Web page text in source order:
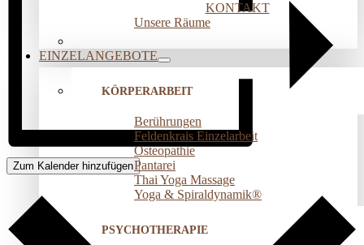
KONTAKT
Unsere Räume
EINZELANGEBOTE
KÖRPERARBEIT
Berührungen
Feldenkrais Einzelarbeit
Osteopathie
Pantarei
Thai Yoga Massage
Yoga & Spiraldynamik®
PSYCHOTHERAPIE
Zum Kalender hinzufügen